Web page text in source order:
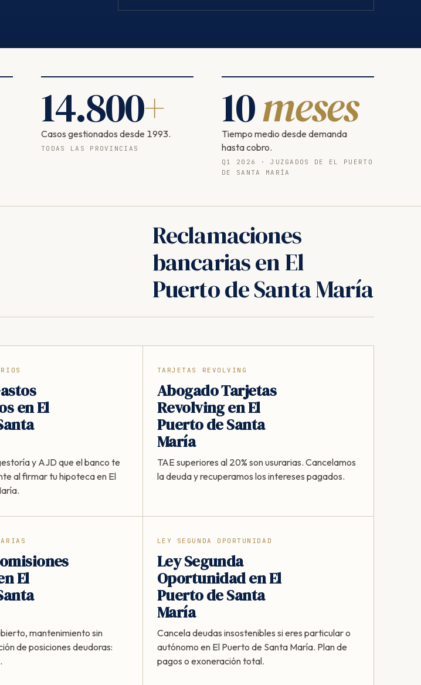
14.800+
Casos gestionados desde 1993.
TODAS LAS PROVINCIAS
10meses
Tiempo medio desde demanda
hasta cobro.
Q1 2026 · JUZGADOS DE EL PUERTO
DE SANTA MARÍA
Reclamaciones
bancarias en El
Puerto de Santa María
en El
y AJD que el banco te
al firmar tu hipoteca en El
TARJETAS REVOLVING
Abogado Tarjetas
Revolving en El
Puerto de Santa
María
TAE superiores al 20% son usurarias. Cancelamos
la deuda y recuperamos los intereses pagados.
El
mantenimiento sin
de posiciones deudoras:
LEY SEGUNDA OPORTUNIDAD
Ley Segunda
Oportunidad en El
Puerto de Santa
María
Cancela deudas insostenibles si eres particular o
autónomo en El Puerto de Santa María. Plan de
pagos o exoneración total.